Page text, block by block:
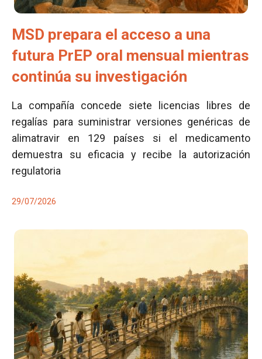
MSD prepara el acceso a una
futura PrEP oral mensual mientras
continúa su investigación
La compañía concede siete licencias libres de
regalías para suministrar versiones genéricas de
alimatravir en 129 países si el medicamento
demuestra su eficacia y recibe la autorización
regulatoria
29/07/2026